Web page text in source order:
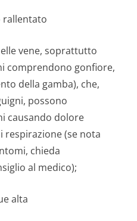
rallentato
vene, soprattutto
comprendono gonfiore,
della gamba), che,
possono
causando dolore
(se nota
chieda
al medico);
alta